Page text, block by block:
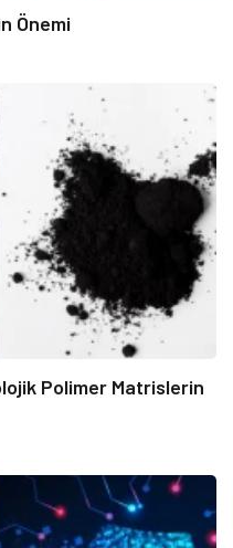
Önemi
Polimer Matrislerin